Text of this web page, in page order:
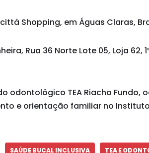
Shopping, em Águas Claras,
Rua 36 Norte Lote 05, Loja 62,
odontológico TEA Riacho Fundo,
e orientação familiar no Instituto
SAÚDE BUCAL INCLUSIVA TEA E